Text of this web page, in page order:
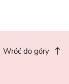
Wróć do góry